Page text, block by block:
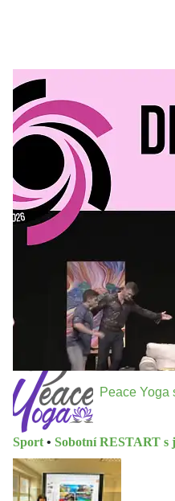
Divadelní
Kultura a volný čas
MLEJN. Vstupenky již v
Přijďte na přátelský festival
října 2026 Vstupenky již v
https://divadelnimlyn.cz/
Peace Yoga
Sport • Sobotní RESTART s